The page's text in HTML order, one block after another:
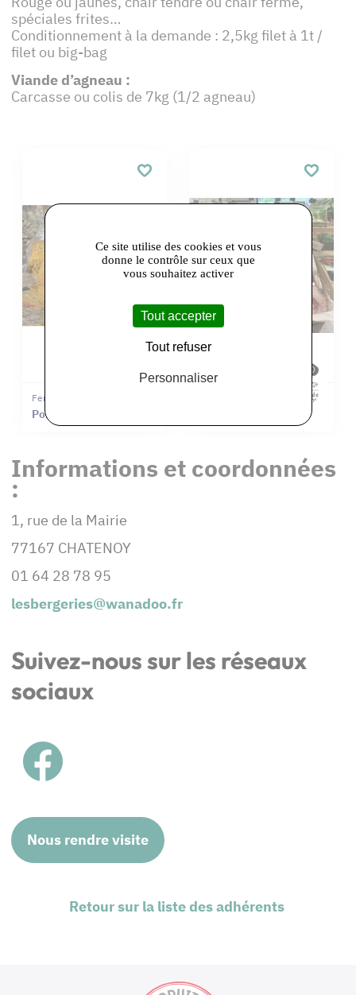
spéciales frites…
Conditionnement à la demande : 2,5kg filet à 1t /
filet ou big-bag
Viande d’agneau :
Carcasse ou colis de 7kg (1/2 agneau)
Ferme De Châtenoy
Pomme de terre Bio
Informations et coordonnées
:
1, rue de la Mairie
77167 CHATENOY
01 64 28 78 95
lesbergeries@wanadoo.fr
Suivez-nous sur les réseaux
sociaux
Nous rendre visite
Retour sur la liste des adhérents
Ce site utilise des cookies et vous
donne le contrôle sur ceux que
vous souhaitez activer
Tout accepter
Tout refuser
Personnaliser